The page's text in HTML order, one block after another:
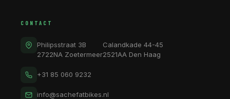
CONTACT
Philipsstraat 3B
2722NA Zoetermeer
Calandkade 44-45
2521AA Den Haag
+31 85 060 9232
info@sachefatbikes.nl